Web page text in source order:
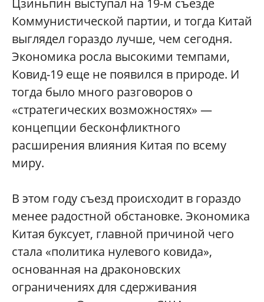
Цзиньпин выступал на 19-м съезде
Коммунистической партии, и тогда Китай
выглядел гораздо лучше, чем сегодня.
Экономика росла высокими темпами,
Ковид-19 еще не появился в природе. И
тогда было много разговоров о
«стратегических возможностях» —
концепции бесконфликтного
расширения влияния Китая по всему
миру.
В этом году съезд происходит в гораздо
менее радостной обстановке. Экономика
Китая буксует, главной причиной чего
стала «политика нулевого ковида»,
основанная на драконовских
ограничениях для сдерживания